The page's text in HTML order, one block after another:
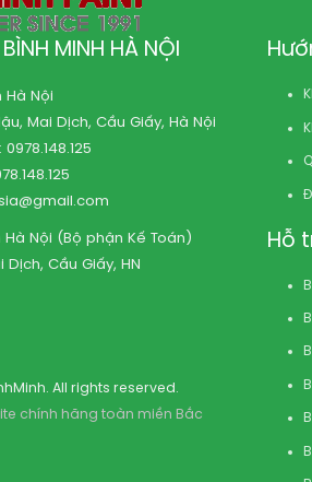
MINH HÀ NỘI
Hà Nội
Mai Dịch, Cầu Giấy, Hà Nội
0978.148.125
Hà Nội (Bộ phận Kế Toán)
Dịch, Cầu Giấy, HN
All rights reserved.
chính hãng toàn miền Bắc
Hỗ